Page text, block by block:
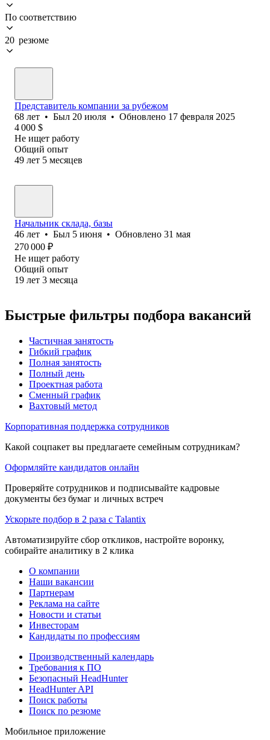
По соответствию
20 резюме
Представитель компании за рубежом
68 лет • Был 20 июля • Обновлено 17 февраля 2025
4 000 $
Не ищет работу
Общий опыт
49 лет 5 месяцев
Начальник склада, базы
46 лет • Был 5 июня • Обновлено 31 мая
270 000 ₽
Не ищет работу
Общий опыт
19 лет 3 месяца
Быстрые фильтры подбора вакансий
Частичная занятость
Гибкий график
Полная занятость
Полный день
Проектная работа
Сменный график
Вахтовый метод
Корпоративная поддержка сотрудников
Какой соцпакет вы предлагаете семейным сотрудникам?
Оформляйте кандидатов онлайн
Проверяйте сотрудников и подписывайте кадровые
документы без бумаг и личных встреч
Ускорьте подбор в 2 раза с Talantix
Автоматизируйте сбор откликов, настройте воронку,
собирайте аналитику в 2 клика
О компании
Наши вакансии
Партнерам
Реклама на сайте
Новости и статьи
Инвесторам
Кандидаты по профессиям
Производственный календарь
Требования к ПО
Безопасный HeadHunter
HeadHunter API
Поиск работы
Поиск по резюме
Мобильное приложение